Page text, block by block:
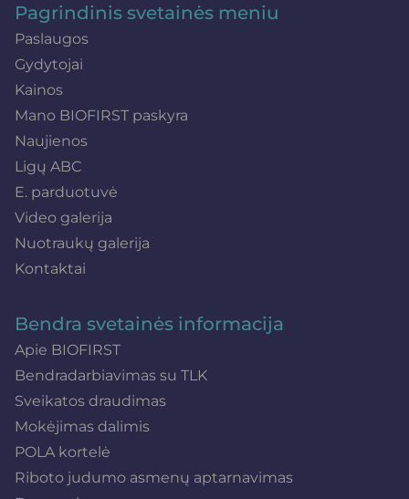
Pagrindinis svetainės meniu
Paslaugos
Gydytojai
Kainos
Mano BIOFIRST paskyra
Naujienos
Ligų ABC
E. parduotuvė
Video galerija
Nuotraukų galerija
Kontaktai
Bendra svetainės informacija
Apie BIOFIRST
Bendradarbiavimas su TLK
Sveikatos draudimas
Mokėjimas dalimis
POLA kortelė
Riboto judumo asmenų aptarnavimas